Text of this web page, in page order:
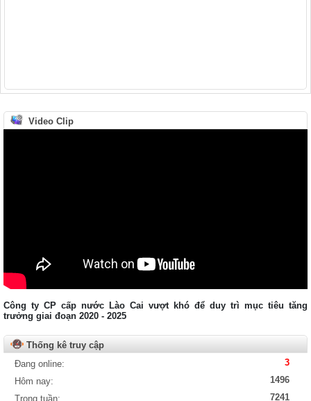
Video Clip
Công ty CP cấp nước Lào Cai vượt khó để duy trì mục tiêu tăng
trưởng giai đoạn 2020 - 2025
Thống kê truy cập
Đang online:
3
Hôm nay:
1496
Trong tuần:
7241